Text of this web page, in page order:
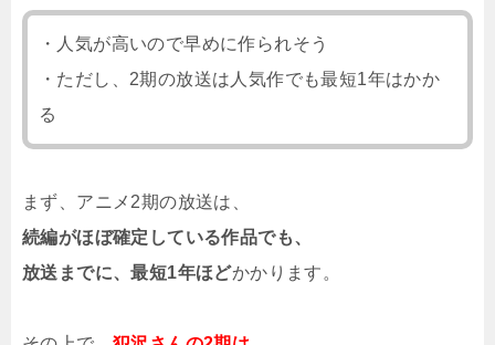
・人気が高いので早めに作られそう
・ただし、2期の放送は人気作でも最短1年はかか
る
まず、アニメ2期の放送は、
続編がほぼ確定している作品でも、
放送までに、最短1年ほどかかります。